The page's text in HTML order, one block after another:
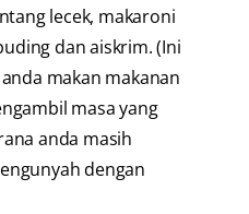
lecek, makaroni
dan aiskrim. (Ini
makan makanan
masa yang
anda masih
dengan